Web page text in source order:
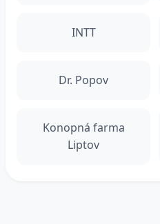
INTT
Dr. Popov
Konopná farma
Liptov